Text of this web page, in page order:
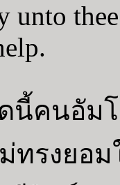
unto
นี้คนอัม
ทรงยอ